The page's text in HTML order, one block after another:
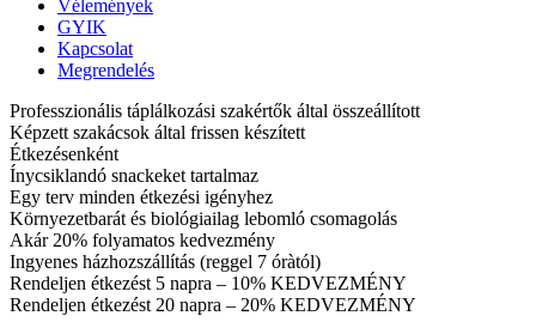
Vélemények
GYIK
Kapcsolat
Megrendelés
Professzionális táplálkozási szakértők által összeállított
Képzett szakácsok által frissen készített
Étkezésenként
Ínycsiklandó snackeket tartalmaz
Egy terv minden étkezési igényhez
Környezetbarát és biológiailag lebomló csomagolás
Akár 20% folyamatos kedvezmény
Ingyenes házhozszállítás (reggel 7 óràtól)
Rendeljen étkezést 5 napra – 10% KEDVEZMÉNY
Rendeljen étkezést 20 napra – 20% KEDVEZMÉNY